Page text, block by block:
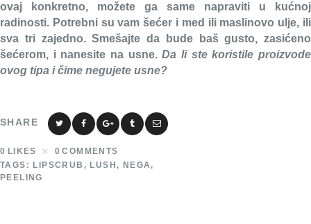
ovaj konkretno, možete ga same napraviti u kućnoj
radinosti. Potrebni su vam šećer i med ili maslinovo ulje, ili
sva tri zajedno. Smešajte da bude baš gusto, zasićeno
šećerom, i nanesite na usne.Da li ste koristile proizvode
ovog tipa i čime negujete usne?
SHARE
0 LIKES 0 COMMENTS
TAGS: LIPSCRUB , LUSH , NEGA ,
PEELING